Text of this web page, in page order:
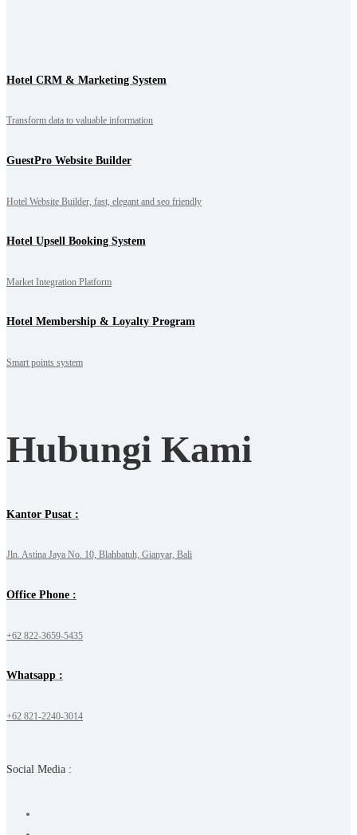
Hotel CRM & Marketing System
Transform data to valuable information
GuestPro Website Builder
Hotel Website Builder, fast, elegant and seo friendly
Hotel Upsell Booking System
Market Integration Platform
Hotel Membership & Loyalty Program
Smart points system
Hubungi Kami
Kantor Pusat :
Jln. Astina Jaya No. 10, Blahbatuh, Gianyar, Bali
Office Phone :
+62 822-3659-5435
Whatsapp :
+62 821-2240-3014
Social Media :